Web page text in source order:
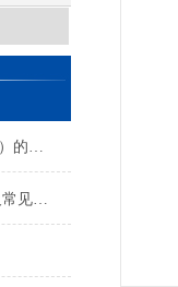
装载机电子秤（铲车电子秤）的应用领域
桥式称重传感器称重原理,及常见故障解决方法.维修*!